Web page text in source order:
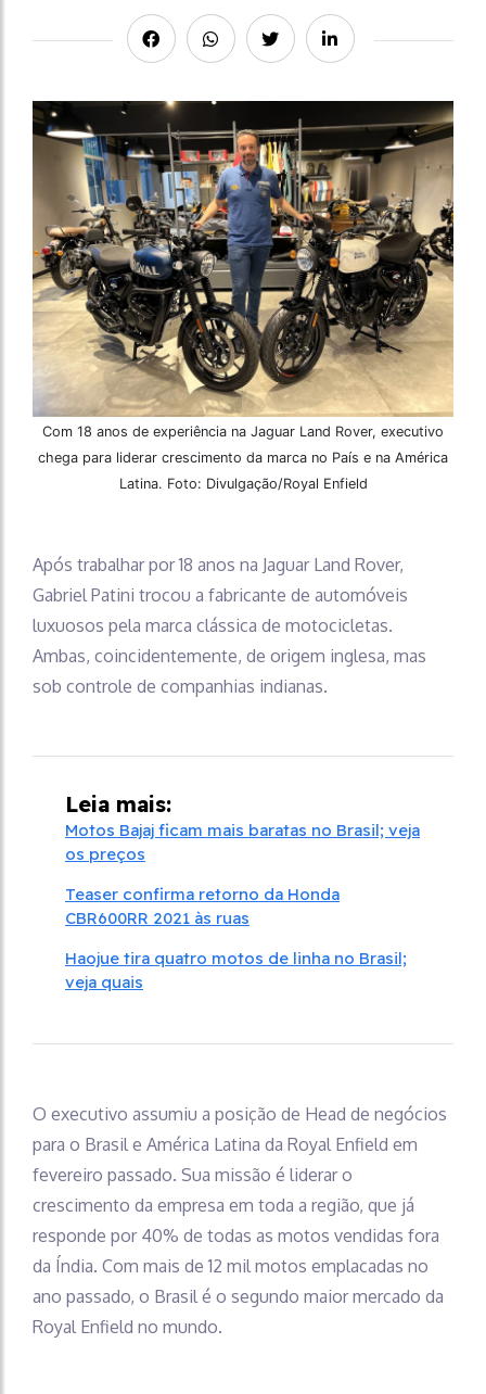
Com 18 anos de experiência na Jaguar Land Rover, executivo
chega para liderar crescimento da marca no País e na América
Latina. Foto: Divulgação/Royal Enfield
Após trabalhar por 18 anos na Jaguar Land Rover,
Gabriel Patini trocou a fabricante de automóveis
luxuosos pela marca clássica de motocicletas.
Ambas, coincidentemente, de origem inglesa, mas
sob controle de companhias indianas.
Leia mais:
Motos Bajaj ficam mais baratas no Brasil; veja
os preços
Teaser confirma retorno da Honda
CBR600RR 2021 às ruas
Haojue tira quatro motos de linha no Brasil;
veja quais
O executivo assumiu a posição de Head de negócios
para o Brasil e América Latina da Royal Enfield em
fevereiro passado. Sua missão é liderar o
crescimento da empresa em toda a região, que já
responde por 40% de todas as motos vendidas fora
da Índia. Com mais de 12 mil motos emplacadas no
ano passado, o Brasil é o segundo maior mercado da
Royal Enfield no mundo.